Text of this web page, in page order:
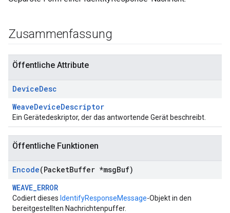
Zusammenfassung
Öffentliche Attribute
DeviceDesc
WeaveDeviceDescriptor
Ein Gerätedeskriptor, der das antwortende Gerät beschreibt.
Öffentliche Funktionen
Encode(PacketBuffer *msgBuf)
WEAVE_ERROR
Codiert dieses IdentifyResponseMessage-Objekt in den
bereitgestellten Nachrichtenpuffer.